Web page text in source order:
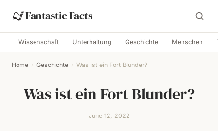
Fantastic Facts
Wissenschaft Unterhaltung Geschichte Menschen
Home › Geschichte › Was ist ein Fort Blunder?
Was ist ein Fort Blunder?
June 12, 2022